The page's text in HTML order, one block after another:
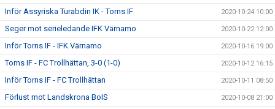
Inför Assyriska Turabdin IK - Torns IF 2020-10-24 10:00
Seger mot serieledande IFK Värnamo 2020-10-22 12:00
Inför Torns IF - IFK Värnamo 2020-10-16 19:00
Torns IF - FC Trollhättan, 3-0 (1-0) 2020-10-12 16:15
Inför Torns IF - FC Trollhättan 2020-10-11 08:50
Förlust mot Landskrona BoIS 2020-10-08 21:00